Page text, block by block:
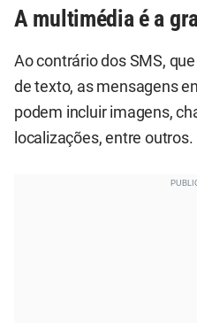
A multimédia é a
Ao contrário dos SMS,
de texto, as mensagens
podem incluir imagens,
localizações, entre outros.